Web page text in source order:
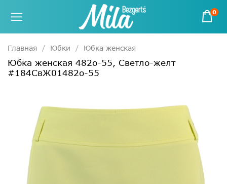
0
Главная Юбки Юбка женская
Юбка женская 482о-55, Светло-желт
#184СвЖ01482о-55